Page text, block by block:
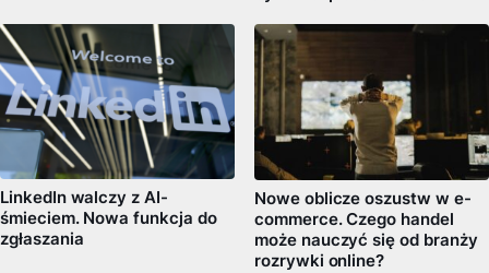
LinkedIn walczy z AI-
śmieciem. Nowa funkcja do
zgłaszania
Nowe oblicze oszustw w e-
commerce. Czego handel
może nauczyć się od branży
rozrywki online?